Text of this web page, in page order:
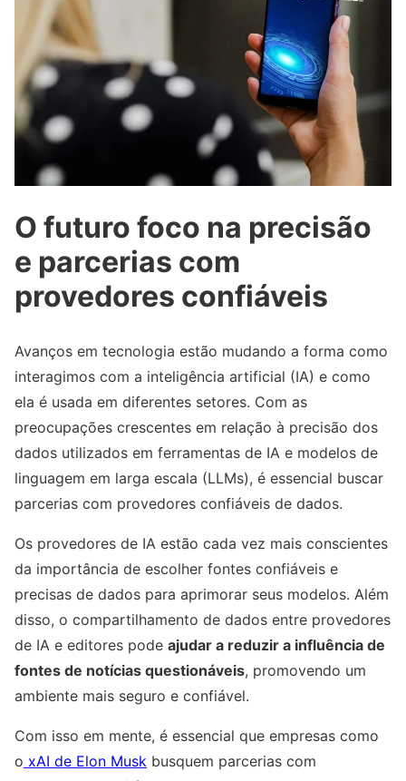
O futuro foco na precisão
e parcerias com
provedores confiáveis
Avanços em tecnologia estão mudando a forma como
interagimos com a inteligência artificial (IA) e como
ela é usada em diferentes setores. Com as
preocupações crescentes em relação à precisão dos
dados utilizados em ferramentas de IA e modelos de
linguagem em larga escala (LLMs), é essencial buscar
parcerias com provedores confiáveis de dados.
Os provedores de IA estão cada vez mais conscientes
da importância de escolher fontes confiáveis e
precisas de dados para aprimorar seus modelos. Além
disso, o compartilhamento de dados entre provedores
de IA e editores pode ajudar a reduzir a influência de
fontes de notícias questionáveis, promovendo um
ambiente mais seguro e confiável.
Com isso em mente, é essencial que empresas como
o xAI de Elon Musk busquem parcerias com